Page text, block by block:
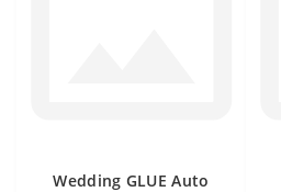
Wedding GLUE Auto